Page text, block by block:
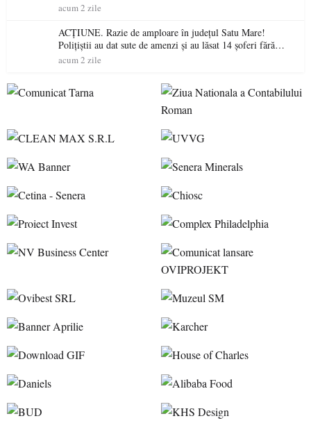
acum 2 zile
ACȚIUNE. Razie de amploare în județul Satu Mare!
Polițiștii au dat sute de amenzi și au lăsat 14 șoferi fără
permis într-o singură zi
acum 2 zile